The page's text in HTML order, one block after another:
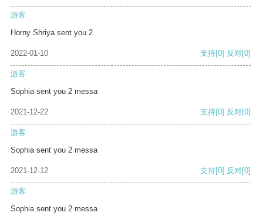
游客
Horny Shriya sent you 2
2022-01-10 支持[0] 反对[0]
游客
Sophia sent you 2 messa
2021-12-22 支持[0] 反对[0]
游客
Sophia sent you 2 messa
2021-12-12 支持[0] 反对[0]
游客
Sophia sent you 2 messa